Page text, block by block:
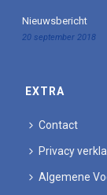
Nieuwsbericht
20 september 2018
EXTRA
Contact
Privacy
Algemene